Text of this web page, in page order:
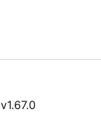
v1.67.0